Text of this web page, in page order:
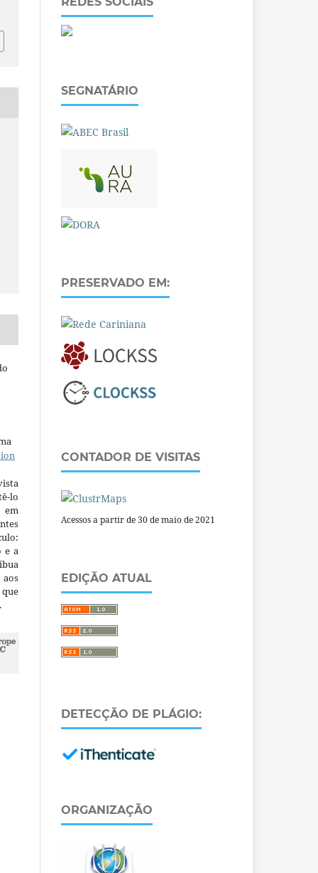
lo
em
e a
SEGNATÁRIO
PRESERVADO EM:
CONTADOR DE VISITAS
Acessos a partir de 30 de maio de 2021
EDIÇÃO ATUAL
DETECÇÃO DE PLÁGIO:
ORGANIZAÇÃO